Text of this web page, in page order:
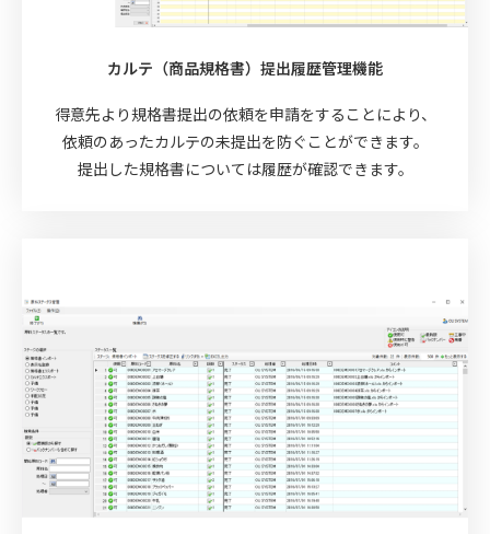
カルテ（商品規格書）提出履歴管理機能
得意先より規格書提出の依頼を申請をすることにより、
依頼のあったカルテの未提出を防ぐことができます。
提出した規格書については履歴が確認できます。